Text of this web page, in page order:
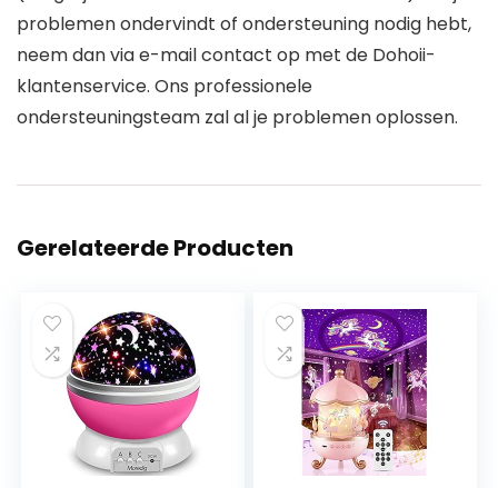
problemen ondervindt of ondersteuning nodig hebt,
neem dan via e-mail contact op met de Dohoii-
klantenservice. Ons professionele
ondersteuningsteam zal al je problemen oplossen.
Gerelateerde Producten